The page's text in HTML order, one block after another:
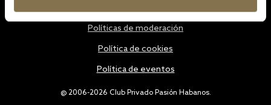
@ 2006-2026 Club Privado Pasión Habanos.
Políticas de moderación
Política de cookies
Política de eventos